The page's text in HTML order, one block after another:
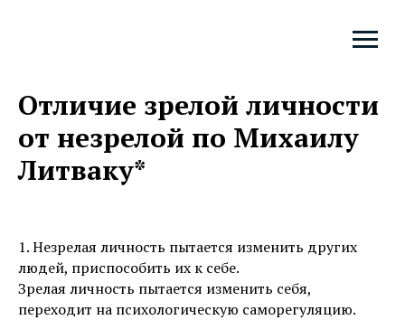
Отличие зрелой личности
от незрелой по Михаилу
Литваку*
1. Незрелая личность пытается изменить других
людей, приспособить их к себе.
Зрелая личность пытается изменить себя,
переходит на психологическую саморегуляцию.